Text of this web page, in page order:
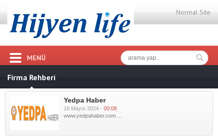
Normal Site
MENÜ
Firma Rehberi
Yedpa Haber
16 Mayıs 2024 - 00:08
www.yedpahaber.com ...